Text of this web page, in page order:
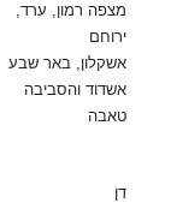
מצפה רמון, ערד,
ירוחם
אשקלון, באר שבע
אשדוד והסביבה
טאבה
דן